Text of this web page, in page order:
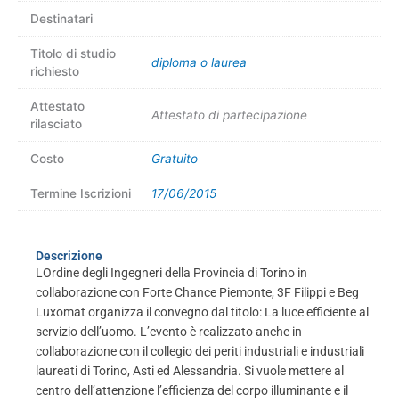
Destinatari
Titolo di studio
richiesto
diploma o laurea
Attestato
rilasciato
Attestato di partecipazione
Costo Gratuito
Termine Iscrizioni 17/06/2015
Descrizione
LOrdine degli Ingegneri della Provincia di Torino in
collaborazione con Forte Chance Piemonte, 3F Filippi e Beg
Luxomat organizza il convegno dal titolo: La luce efficiente al
servizio dell’uomo. L’evento è realizzato anche in
collaborazione con il collegio dei periti industriali e industriali
laureati di Torino, Asti ed Alessandria. Si vuole mettere al
centro dell’attenzione l’efficienza del corpo illuminante e il